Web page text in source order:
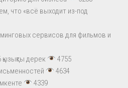
что «всё выходит из-под
сервисов для фильмов и
дерек
4755
4634
4339